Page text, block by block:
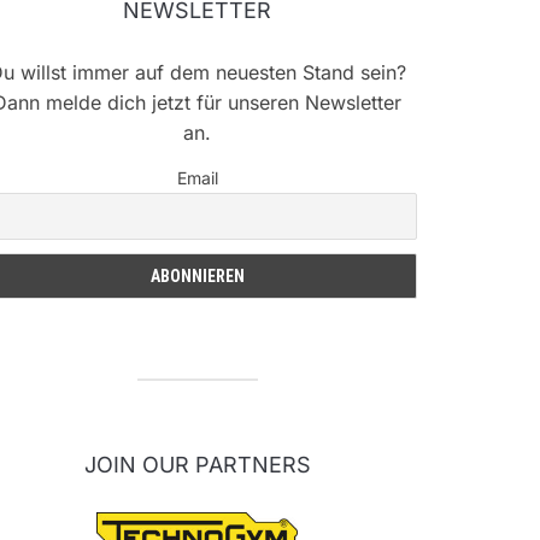
NEWSLETTER
willst immer auf dem neuesten Stand sein?
melde dich jetzt für unseren Newsletter
an.
Email
JOIN OUR PARTNERS